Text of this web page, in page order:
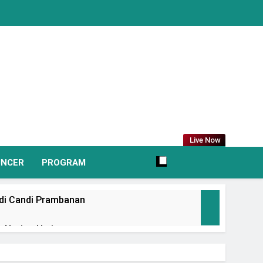
Live Now
PROGRAM
Candi Prambanan
Heritage